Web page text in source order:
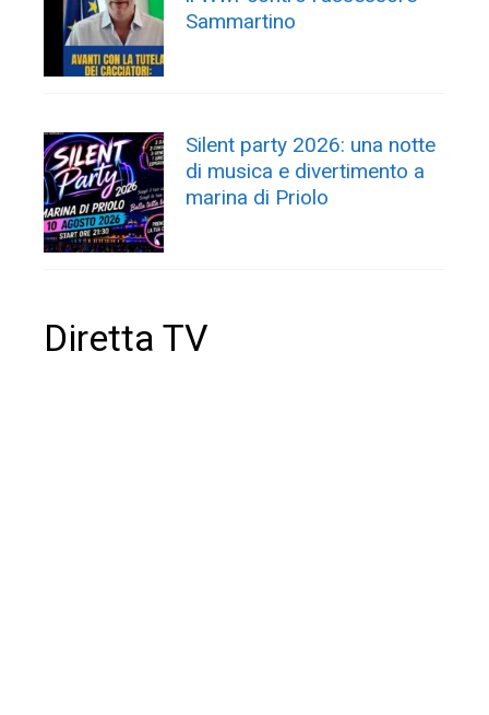
Sammartino
Silent party 2026: una notte
di musica e divertimento a
marina di Priolo
Diretta TV